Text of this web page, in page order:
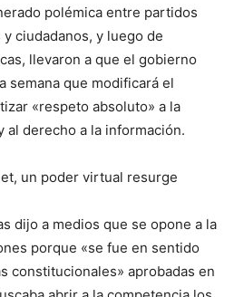
polémica entre partidos
ciudadanos, y luego de
llevaron a que el gobierno
semana que modificará el
«respeto absoluto» a la
al derecho a la información.
un poder virtual resurge
dijo a medios que se opone a la
porque «se fue en sentido
constitucionales» aprobadas en